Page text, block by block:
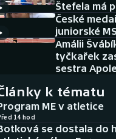
Aplikace ČT sport
AZ kvíz
Štefela má
České
juniorské
Amálii
tyčkařek
sestra
k tématu
ME v atletice
14 hod
se dostala do